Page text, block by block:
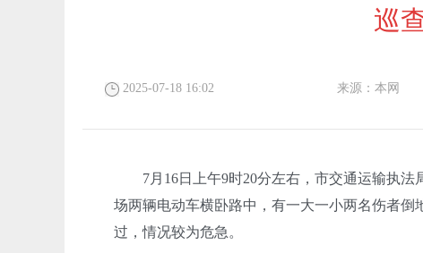
巡
2025-07-18 16:02 来源：本网
7月16日上午9时20分左右，市交通运输执法
场两辆电动车横卧路中，有一大一小两名伤者
过，情况较为危急。